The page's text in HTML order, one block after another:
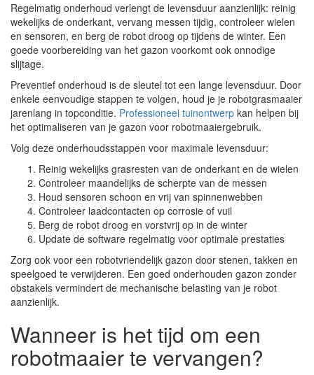
Regelmatig onderhoud verlengt de levensduur aanzienlijk: reinig
wekelijks de onderkant, vervang messen tijdig, controleer wielen
en sensoren, en berg de robot droog op tijdens de winter. Een
goede voorbereiding van het gazon voorkomt ook onnodige
slijtage.
Preventief onderhoud is de sleutel tot een lange levensduur. Door
enkele eenvoudige stappen te volgen, houd je je robotgrasmaaier
jarenlang in topconditie. Professioneel tuinontwerp kan helpen bij
het optimaliseren van je gazon voor robotmaaiergebruik.
Volg deze onderhoudsstappen voor maximale levensduur:
Reinig wekelijks grasresten van de onderkant en de wielen
Controleer maandelijks de scherpte van de messen
Houd sensoren schoon en vrij van spinnenwebben
Controleer laadcontacten op corrosie of vuil
Berg de robot droog en vorstvrij op in de winter
Update de software regelmatig voor optimale prestaties
Zorg ook voor een robotvriendelijk gazon door stenen, takken en
speelgoed te verwijderen. Een goed onderhouden gazon zonder
obstakels vermindert de mechanische belasting van je robot
aanzienlijk.
Wanneer is het tijd om een
robotmaaier te vervangen?